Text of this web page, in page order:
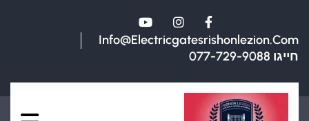
Info@electricgatesrishonlezion.com
חייגו 077-729-9088